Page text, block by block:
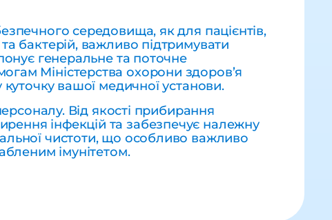
середовища, як для пацієнтів,
бактерій, важливо підтримувати
генеральне та поточне
Міністерства охорони здоров’я
вашої медичної установи.
Від якості прибирання
інфекцій та забезпечує належну
чистоти, що особливо важливо
імунітетом.